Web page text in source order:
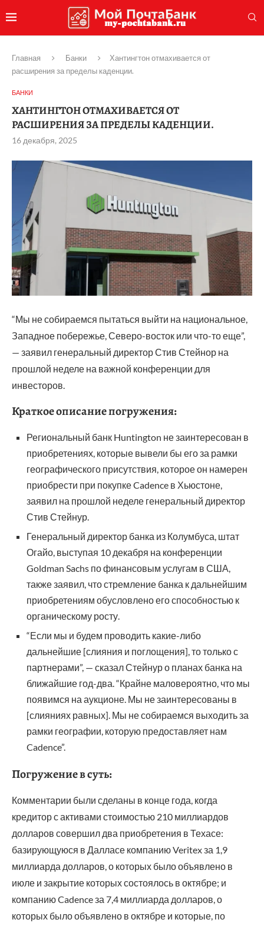
Главная Банки
Хантингтон отмахивается от
расширения за пределы каденции.
БАНКИ
ХАНТИНГТОН ОТМАХИВАЕТСЯ ОТ
РАСШИРЕНИЯ ЗА ПРЕДЕЛЫ КАДЕНЦИИ.
16 декабря, 2025
“Мы не собираемся пытаться выйти на национальное,
Западное побережье, Северо-восток или что-то еще”,
— заявил генеральный директор Стив Стейнор на
прошлой неделе на важной конференции для
инвесторов.
Краткое описание погружения:
Региональный банк Huntington не заинтересован в
приобретениях, которые вывели бы его за рамки
географического присутствия, которое он намерен
приобрести при покупке Cadence в Хьюстоне,
заявил на прошлой неделе генеральный директор
Стив Стейнур.
Генеральный директор банка из Колумбуса, штат
Огайо, выступая 10 декабря на конференции
Goldman Sachs по финансовым услугам в США,
также заявил, что стремление банка к дальнейшим
приобретениям обусловлено его способностью к
органическому росту.
“Если мы и будем проводить какие-либо
дальнейшие [слияния и поглощения], то только с
партнерами”, — сказал Стейнур о планах банка на
ближайшие год-два. “Крайне маловероятно, что мы
появимся на аукционе. Мы не заинтересованы в
[слияниях равных]. Мы не собираемся выходить за
рамки географии, которую предоставляет нам
Cadence”.
Погружение в суть:
Комментарии были сделаны в конце года, когда
кредитор с активами стоимостью 210 миллиардов
долларов совершил два приобретения в Техасе:
базирующуюся в Далласе компанию Veritex за 1,9
миллиарда долларов, о которых было объявлено в
июле и закрытие которых состоялось в октябре; и
компанию Cadence за 7,4 миллиарда долларов, о
которых было объявлено в октябре и которые, по